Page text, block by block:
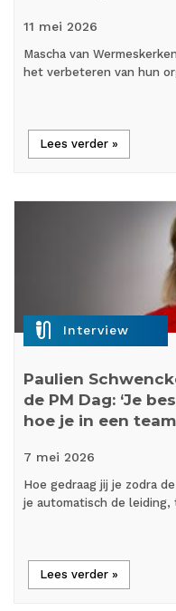
11 mei 2026
Mascha van
het verbeteren van hun
Lees verder »
mic_external_on Interview
Paulien
de PM Dag: ‘Je
hoe je in een
7 mei 2026
Hoe gedraag jij je zodra
je automatisch de
Lees verder »